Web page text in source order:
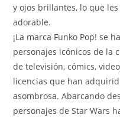
y ojos brillantes, lo que
adorable.
¡La marca Funko Pop! se
personajes icónicos de la
de televisión, cómics,
licencias que han
asombrosa. Abarcando
personajes de Star Wars